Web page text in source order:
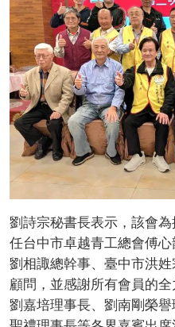
劉詩宗秘書長表示，該會
任台中市卓越青工總會傅
劉相諏總幹事、臺中市洪
顧問，並感謝所有會員的
劉嘉培理事長、劉南剛榮